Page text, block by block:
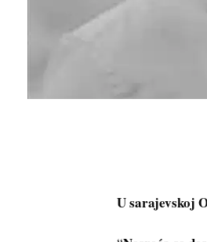
U sarajevskoj